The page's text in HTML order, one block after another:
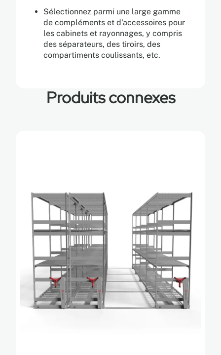
Sélectionnez parmi une large gamme
de compléments et d'accessoires pour
les cabinets et rayonnages, y compris
des séparateurs, des tiroirs, des
compartiments coulissants, etc.
Produits connexes